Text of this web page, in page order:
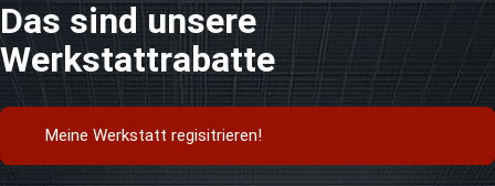
Das sind unsere
Werkstattrabatte
Meine Werkstatt regisitrieren!